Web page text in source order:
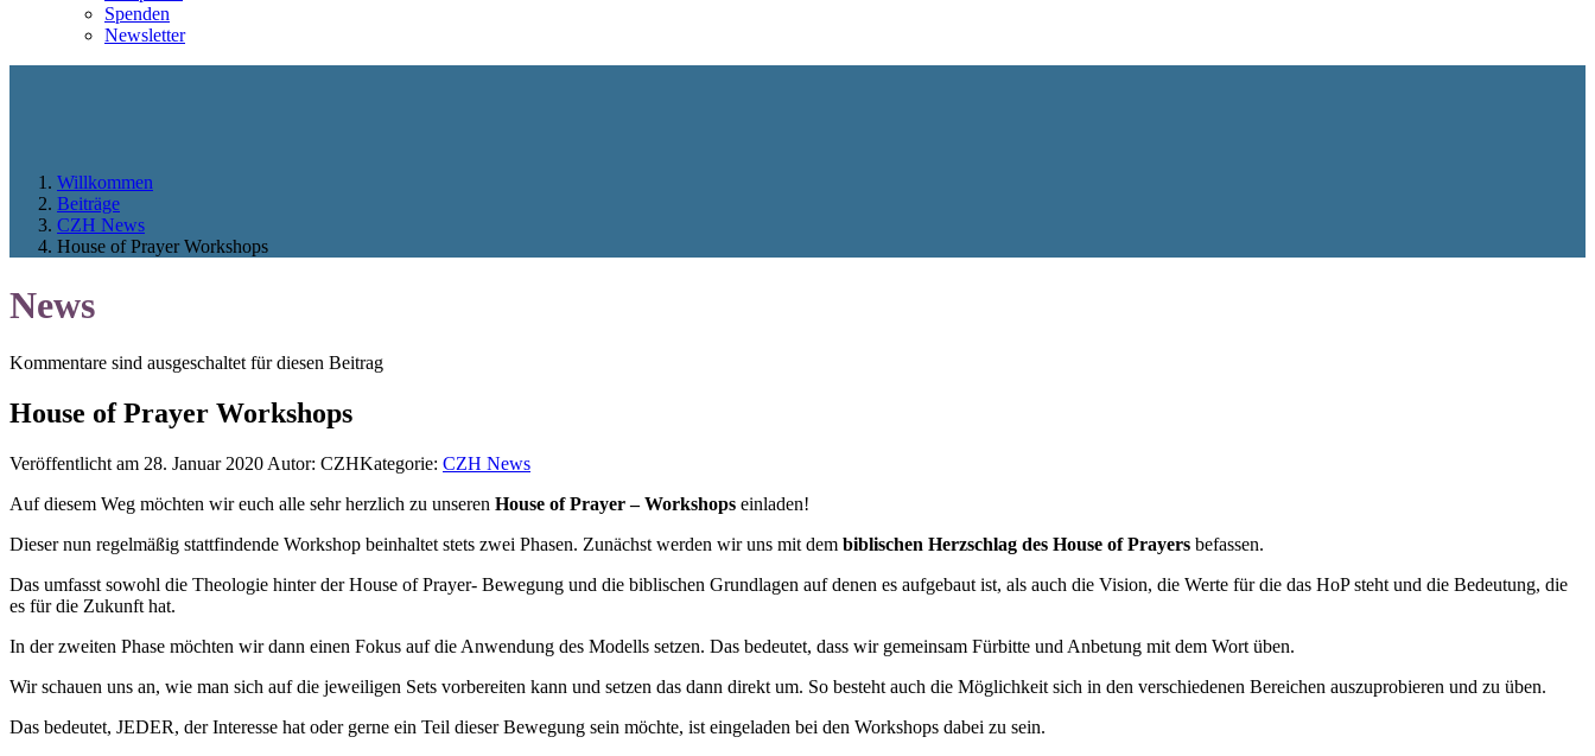
Spenden
Newsletter
Willkommen
Beiträge
CZH News
House of Prayer Workshops
News
Kommentare sind ausgeschaltet für diesen Beitrag
House of Prayer Workshops
Veröffentlicht am 28. Januar 2020 Autor: CZHKategorie: CZH News
Auf diesem Weg möchten wir euch alle sehr herzlich zu unseren House of Prayer – Workshops einladen!
Dieser nun regelmäßig stattfindende Workshop beinhaltet stets zwei Phasen. Zunächst werden wir uns mit dem biblischen Herzschlag des House of Prayers befassen.
Das umfasst sowohl die Theologie hinter der House of Prayer- Bewegung und die biblischen Grundlagen auf denen es aufgebaut ist, als auch die Vision, die Werte für die das HoP steht und die Bedeutung, die
es für die Zukunft hat.
In der zweiten Phase möchten wir dann einen Fokus auf die Anwendung des Modells setzen. Das bedeutet, dass wir gemeinsam Fürbitte und Anbetung mit dem Wort üben.
Wir schauen uns an, wie man sich auf die jeweiligen Sets vorbereiten kann und setzen das dann direkt um. So besteht auch die Möglichkeit sich in den verschiedenen Bereichen auszuprobieren und zu üben.
Das bedeutet, JEDER, der Interesse hat oder gerne ein Teil dieser Bewegung sein möchte, ist eingeladen bei den Workshops dabei zu sein.